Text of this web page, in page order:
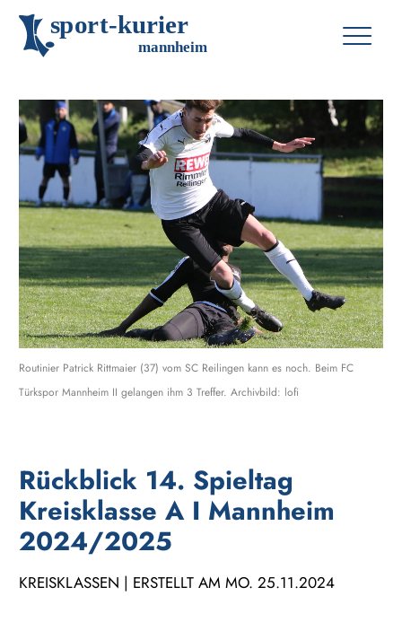
sport-kurier
mannheim
Routinier Patrick Rittmaier (37) vom SC Reilingen kann es noch. Beim FC
Türkspor Mannheim II gelangen ihm 3 Treffer. Archivbild: lofi
Rückblick 14. Spieltag
Kreisklasse A I Mannheim
2024/2025
KREISKLASSEN | ERSTELLT AM MO. 25.11.2024